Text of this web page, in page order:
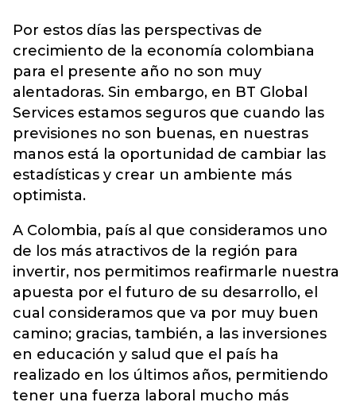
Por estos días las perspectivas de
crecimiento de la economía colombiana
para el presente año no son muy
alentadoras. Sin embargo, en BT Global
Services estamos seguros que cuando las
previsiones no son buenas, en nuestras
manos está la oportunidad de cambiar las
estadísticas y crear un ambiente más
optimista.
A Colombia, país al que consideramos uno
de los más atractivos de la región para
invertir, nos permitimos reafirmarle nuestra
apuesta por el futuro de su desarrollo, el
cual consideramos que va por muy buen
camino; gracias, también, a las inversiones
en educación y salud que el país ha
realizado en los últimos años, permitiendo
tener una fuerza laboral mucho más